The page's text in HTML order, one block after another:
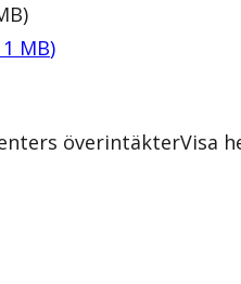
)
1 MB)
överintäkterVisa